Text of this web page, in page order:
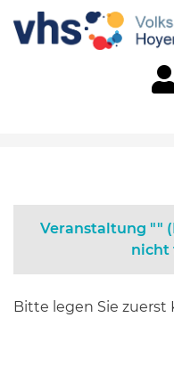
Veranstaltung ""
nicht
Bitte legen Sie zuerst